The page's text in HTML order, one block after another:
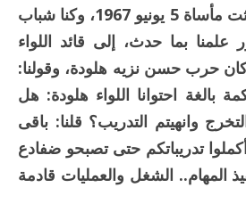
الضفادع البشرية، حدثت مأساة 5 يونيو 1967، وكنا شباب
بما حدث، إلى قائد اللواء
حرب حسن نزيه هلودة، وقولنا:
بالغة احتوانا اللواء هلودة: هل
وانهيتم التدريب؟ قلنا: باقى
أكملوا تدريباتكم حتى تصبحو ضفادع
المهام.. الشغل والعمليات قادمة